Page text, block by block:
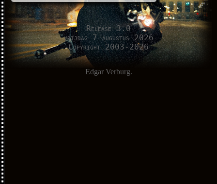
Release 3.0
vrijdag 7 augustus 2026
Copyright 2003-2026
Edgar Verburg.